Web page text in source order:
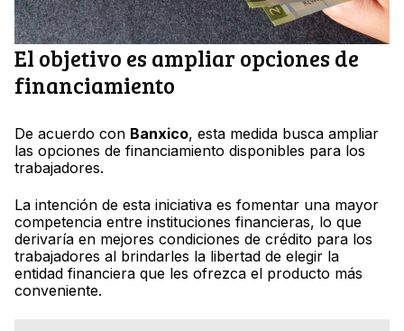
El objetivo es ampliar opciones de
financiamiento
De acuerdo con Banxico, esta medida busca ampliar
las opciones de financiamiento disponibles para los
trabajadores.
La intención de esta iniciativa es fomentar una mayor
competencia entre instituciones financieras, lo que
derivaría en mejores condiciones de crédito para los
trabajadores al brindarles la libertad de elegir la
entidad financiera que les ofrezca el producto más
conveniente.